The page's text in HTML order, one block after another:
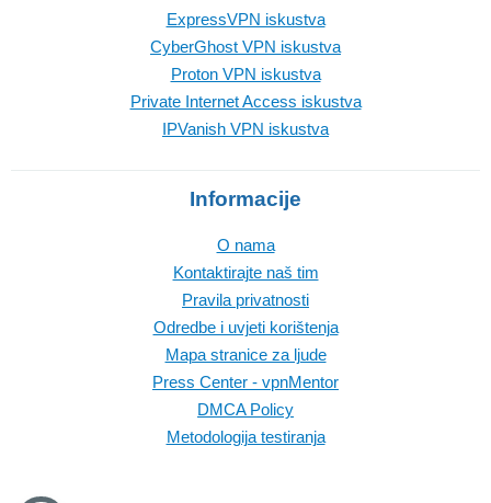
ExpressVPN iskustva
CyberGhost VPN iskustva
Proton VPN iskustva
Private Internet Access iskustva
IPVanish VPN iskustva
Informacije
O nama
Kontaktirajte naš tim
Pravila privatnosti
Odredbe i uvjeti korištenja
Mapa stranice za ljude
Press Center - vpnMentor
DMCA Policy
Metodologija testiranja